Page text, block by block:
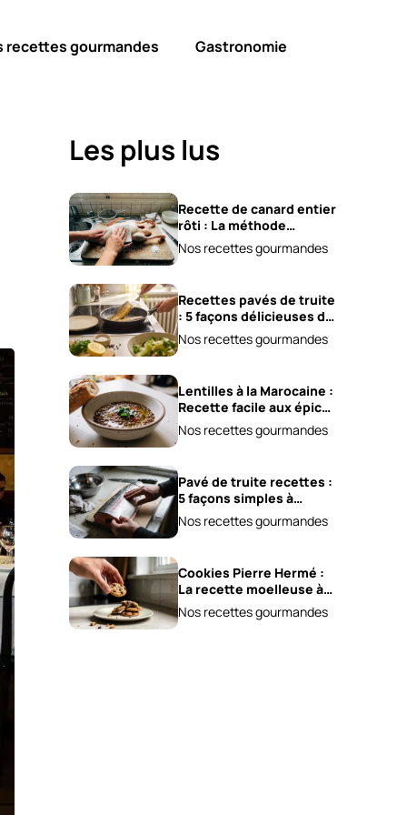
recettes gourmandes Gastronomie
Les plus lus
Recette de canard entier
rôti : La méthode
infaillible !
Nos recettes gourmandes
Recettes pavés de truite
: 5 façons délicieuses de
les cuisiner !
Nos recettes gourmandes
Lentilles à la Marocaine :
Recette facile aux épices
et carottes!
Nos recettes gourmandes
Pavé de truite recettes :
5 façons simples à
essayer !
Nos recettes gourmandes
Cookies Pierre Hermé :
La recette moelleuse à
adopter !
Nos recettes gourmandes